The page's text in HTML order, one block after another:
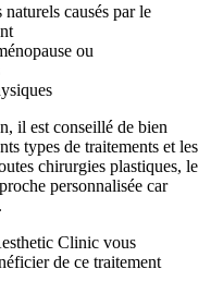
causés par le
ou
il est conseillé de bien
types de traitements et les
chirurgies plastiques, le
personnalisée car
Clinic vous
de ce traitement